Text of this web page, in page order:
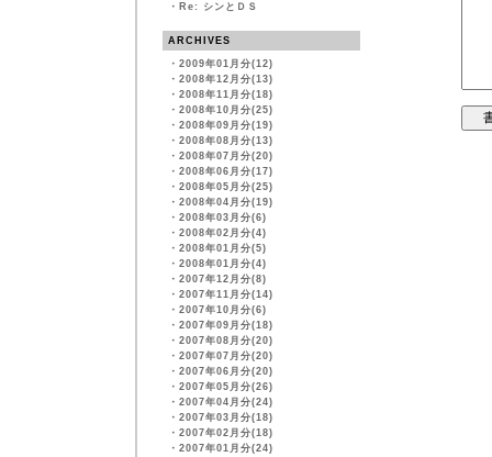
・ Re: シンとＤＳ
ARCHIVES
・ 2009年01月分(12)
・ 2008年12月分(13)
・ 2008年11月分(18)
・ 2008年10月分(25)
・ 2008年09月分(19)
・ 2008年08月分(13)
・ 2008年07月分(20)
・ 2008年06月分(17)
・ 2008年05月分(25)
・ 2008年04月分(19)
・ 2008年03月分(6)
・ 2008年02月分(4)
・ 2008年01月分(5)
・ 2008年01月分(4)
・ 2007年12月分(8)
・ 2007年11月分(14)
・ 2007年10月分(6)
・ 2007年09月分(18)
・ 2007年08月分(20)
・ 2007年07月分(20)
・ 2007年06月分(20)
・ 2007年05月分(26)
・ 2007年04月分(24)
・ 2007年03月分(18)
・ 2007年02月分(18)
・ 2007年01月分(24)